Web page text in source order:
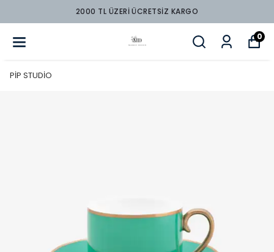
2000 TL ÜZERİ ÜCRETSİZ KARGO
0
PİP STUDİO